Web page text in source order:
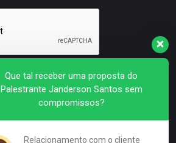
Que tal receber uma proposta do
Palestrante Janderson Santos sem
compromissos?
Relacionamento com o cliente